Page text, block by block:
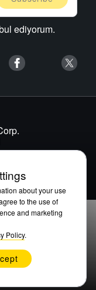
ediyorum.
about your use
to the use of
and marketing
Policy.